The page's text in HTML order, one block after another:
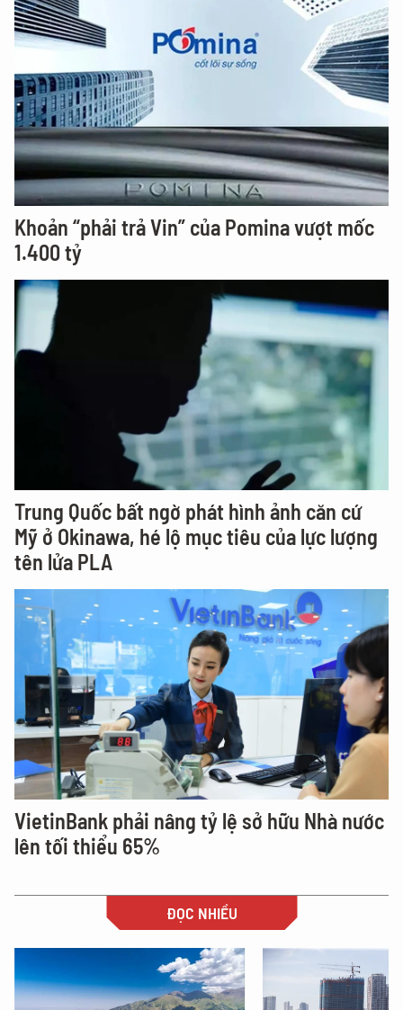
Khoản “phải trả Vin” của Pomina vượt mốc
1.400 tỷ
Trung Quốc bất ngờ phát hình ảnh căn cứ
Mỹ ở Okinawa, hé lộ mục tiêu của lực lượng
tên lửa PLA
VietinBank phải nâng tỷ lệ sở hữu Nhà nước
lên tối thiểu 65%
ĐỌC NHIỀU